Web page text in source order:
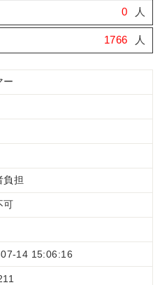
0 人
1766 人
ー
負担
可
14 15:06:16